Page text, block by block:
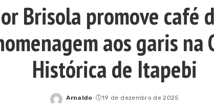
Brisola promove café
aos garis na
Histórica de Itapebi
Posted
Arnaldo 19 de dezembro de 2025